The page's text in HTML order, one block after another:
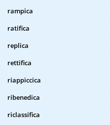
rampica
ratifica
replica
rettifica
riappiccica
ribenedica
riclassifica